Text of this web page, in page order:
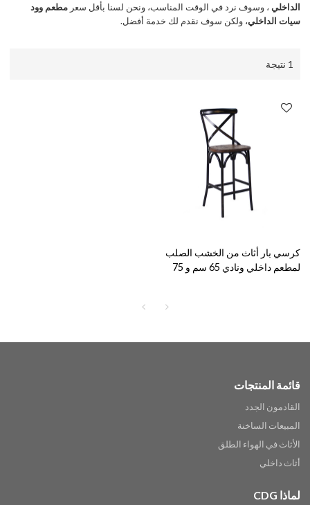
الداخلي ، وسوف نرد في الوقت المناسب، ونحن لسنا بأقل سعرمطعم وود
سيات الداخلي، ولكن سوف نقدم لك خدمة أفضل.
1 نتيجة
كرسي بار أثاث من الخشب الصلب
لمطعم داخلي ونادي 65 سم و 75
قائمة المنتجات
القادمون الجدد
المبيعات الساخنة
الأثاث في الهواء الطلق
أثاث داخلي
لماذا CDG